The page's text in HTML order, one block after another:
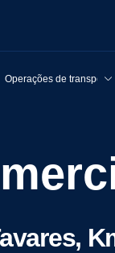
Operações de transporte